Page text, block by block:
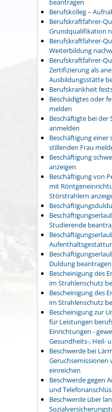
beantragen
Berufskolleg –
Berufskraftfahrer-
Grundqualifikation
Berufskraftfahrer-
Weiterbildung
Berufskraftfahrer-
Zertifizierung als
Ausbildungsstätte
Berufskrankheit
Beschädigtes oder
melden
Beschäftigte bei der
anmelden
Beschäftigung einer
stillenden Frau
Beschäftigung
anzeigen
Beschäftigung von
mit
Störstrahlern
Studierende
Duldung beantragen
Bescheinigung des
im Strahlenschutz
Bescheinigung des
im Strahlenschutz
Bescheinigung zur
für Leistungen
Einrichtungen -
Gesundheits-, Heil-
Beschwerde bei
Geruchsemissionen
einreichen
Beschwerde gegen
und
Beschwerde über